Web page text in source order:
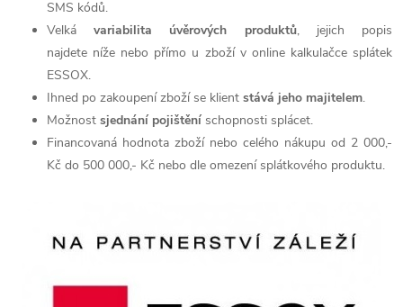
SMS kódů.
Velká
variabilita úvěrových produktů, jejich popis
najdete níže nebo přímo u zboží v online kalkulačce splátek
ESSOX.
Ihned po zakoupení zboží se klient stává jeho majitelem.
Možnost sjednání pojištění schopnosti splácet.
Financovaná hodnota zboží nebo celého nákupu od 2 000,-
Kč do 500 000,- Kč nebo dle omezení splátkového produktu.